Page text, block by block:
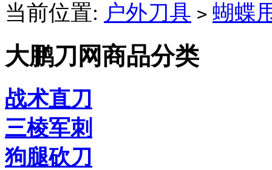
当前位置: 户外刀具 > 蝴蝶
大鹏刀网商品分类
战术直刀
三棱军刺
狗腿砍刀